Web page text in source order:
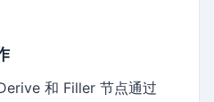
和 Filler 节点通过